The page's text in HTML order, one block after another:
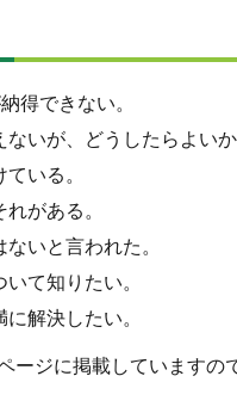
得できない。
いが、どうしたらよいか
いる。
がある。
いと言われた。
て知りたい。
解決したい。
ージに掲載していますの